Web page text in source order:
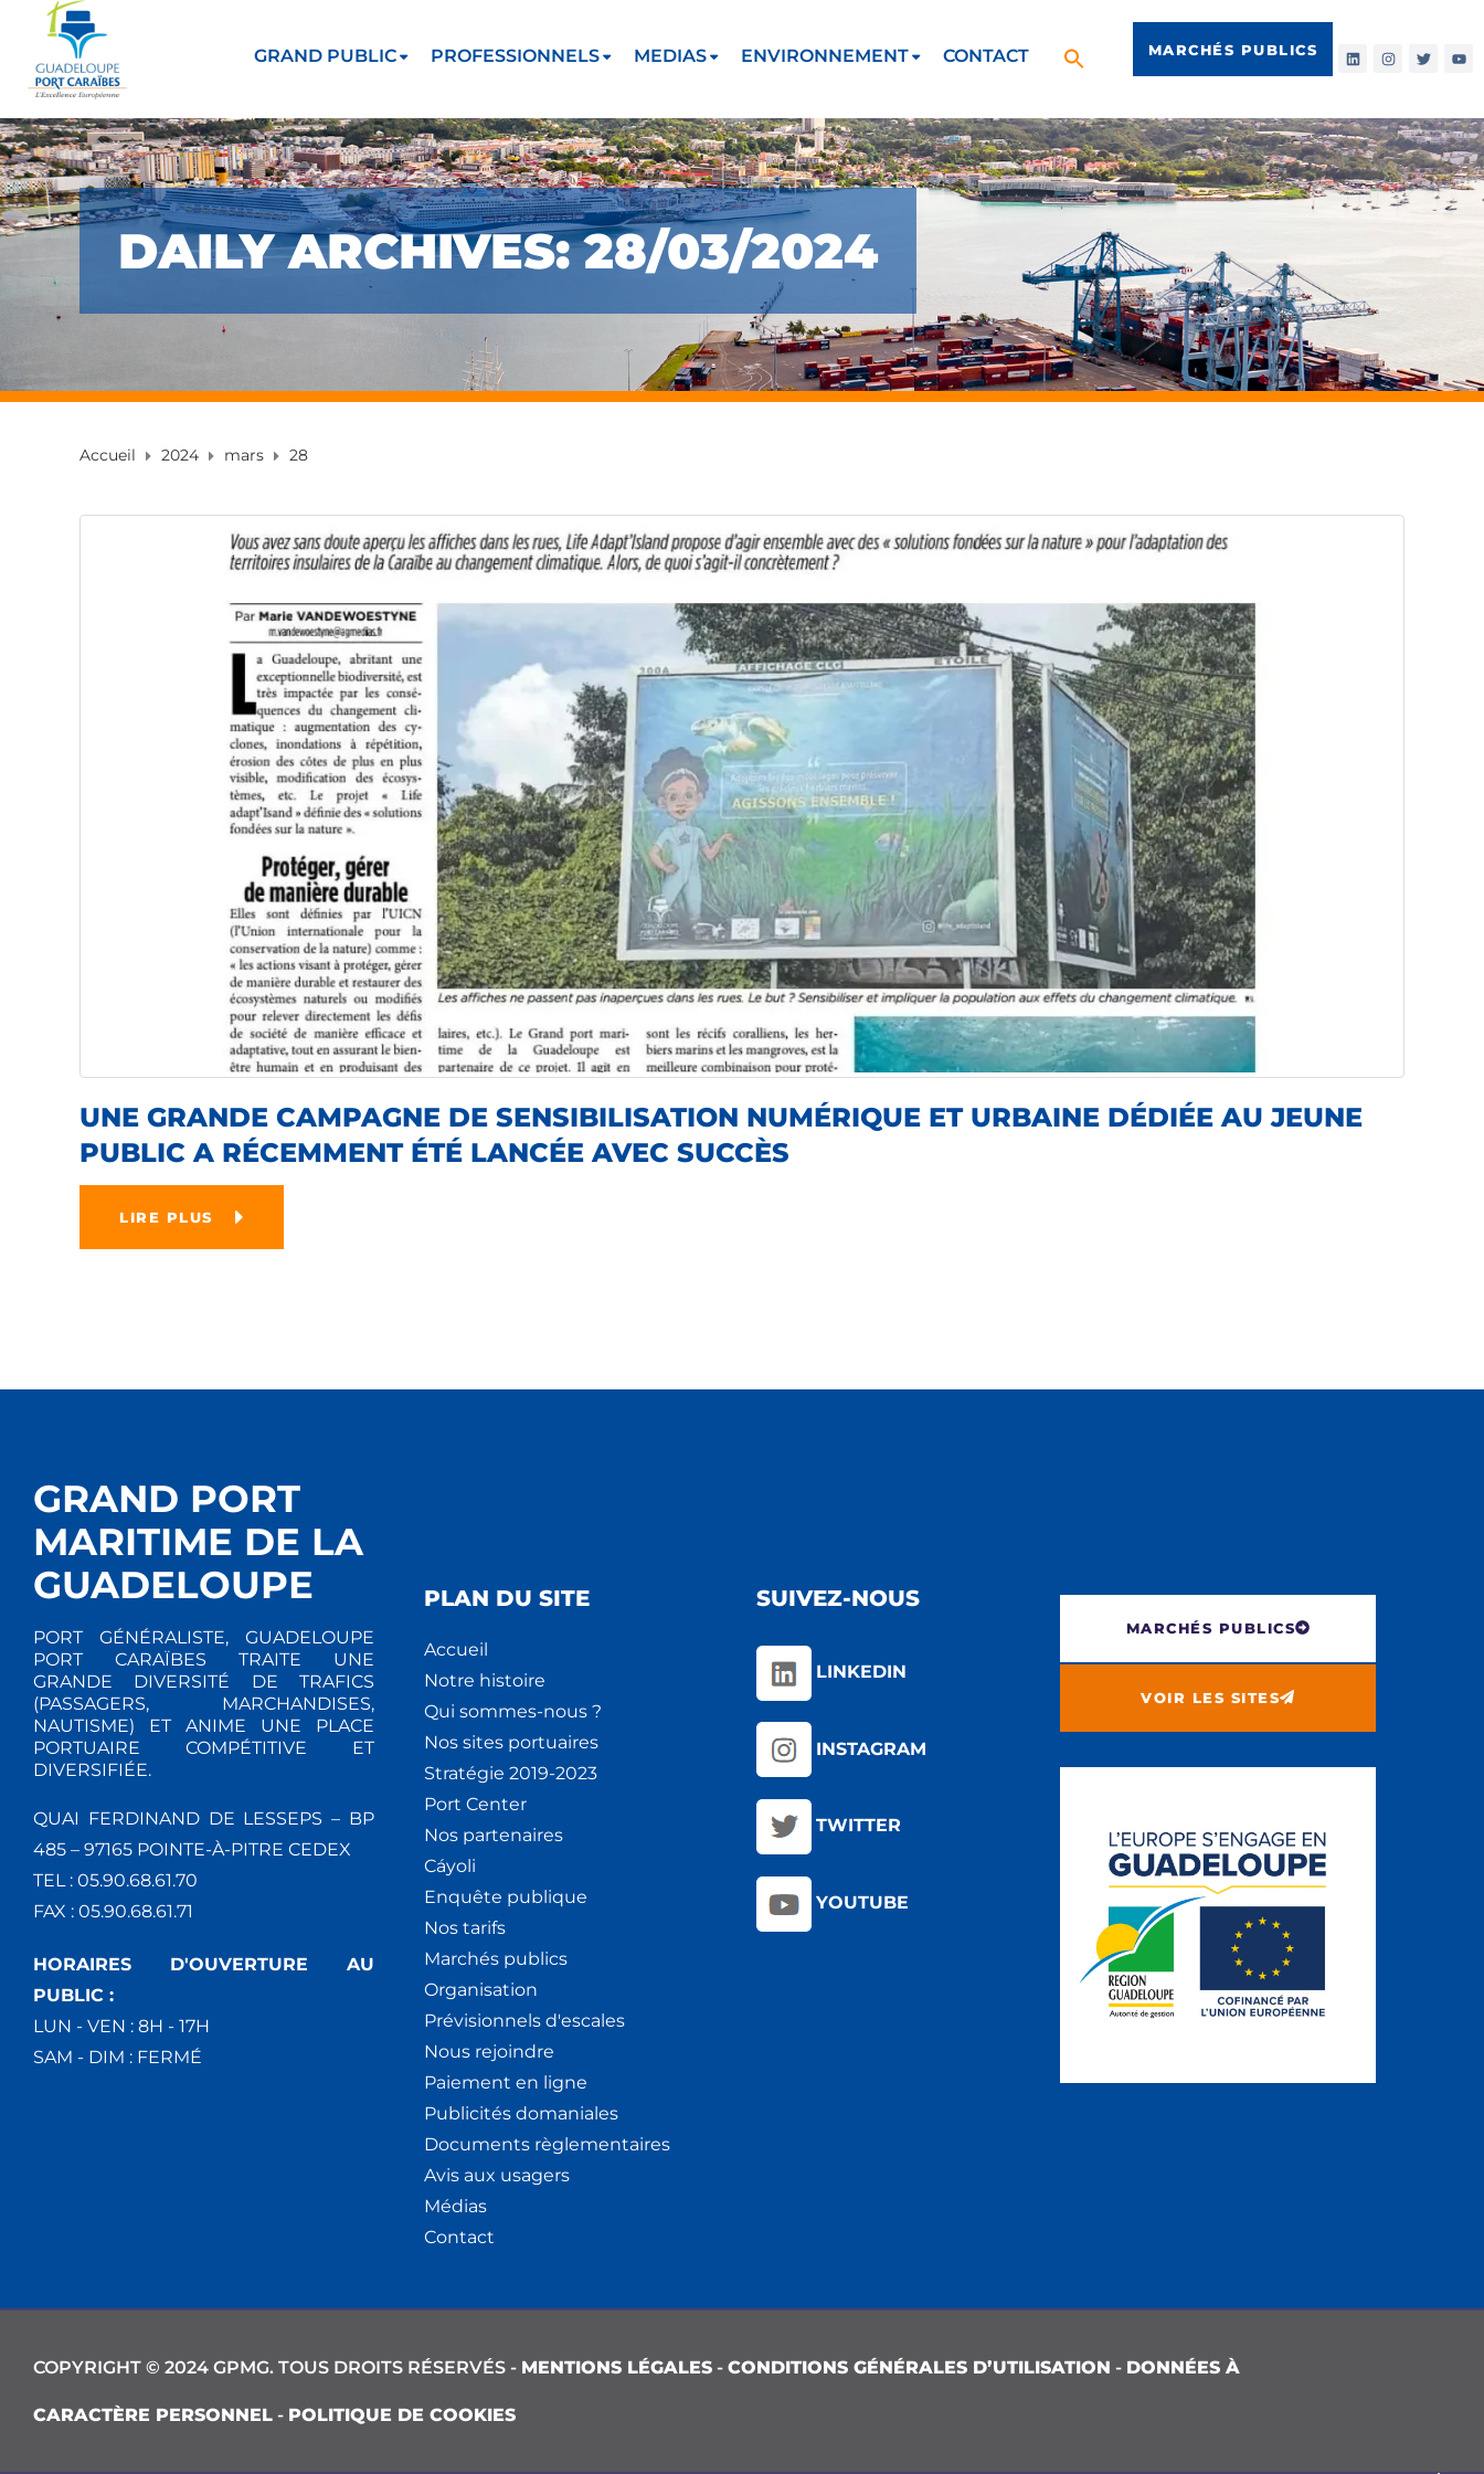
GRAND PUBLIC PROFESSIONNELS MEDIAS ENVIRONNEMENT CONTACT MARCHÉS PUBLICS
DAILY ARCHIVES: 28/03/2024
Accueil 2024 mars 28
UNE GRANDE CAMPAGNE DE SENSIBILISATION NUMÉRIQUE ET URBAINE DÉDIÉE AU JEUNE
PUBLIC A RÉCEMMENT ÉTÉ LANCÉE AVEC SUCCÈS
LIRE PLUS
GRAND PORT
MARITIME DE LA
GUADELOUPE
PORT GÉNÉRALISTE, GUADELOUPE
PORT CARAÏBES TRAITE UNE
GRANDE DIVERSITÉ DE TRAFICS
(PASSAGERS, MARCHANDISES,
NAUTISME) ET ANIME UNE PLACE
PORTUAIRE COMPÉTITIVE ET
DIVERSIFIÉE.
QUAI FERDINAND DE LESSEPS – BP
485 – 97165 POINTE-À-PITRE CEDEX
TEL : 05.90.68.61.70
FAX : 05.90.68.61.71
HORAIRES D'OUVERTURE AU
PUBLIC :
LUN - VEN : 8H - 17H
SAM - DIM : FERMÉ
PLAN DU SITE
Accueil
Notre histoire
Qui sommes-nous ?
Nos sites portuaires
Stratégie 2019-2023
Port Center
Nos partenaires
Cáyoli
Enquête publique
Nos tarifs
Marchés publics
Organisation
Prévisionnels d'escales
Nous rejoindre
Paiement en ligne
Publicités domaniales
Documents règlementaires
Avis aux usagers
Médias
Contact
SUIVEZ-NOUS
LINKEDIN
INSTAGRAM
TWITTER
YOUTUBE
MARCHÉS PUBLICS
VOIR LES SITES
COPYRIGHT © 2024 GPMG. TOUS DROITS RÉSERVÉS - MENTIONS LÉGALES - CONDITIONS GÉNÉRALES D’UTILISATION - DONNÉES À
CARACTÈRE PERSONNEL - POLITIQUE DE COOKIES